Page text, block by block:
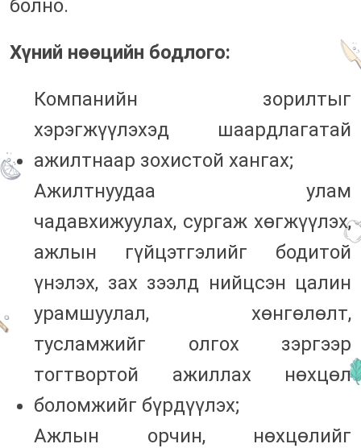
болно.
Хүний нөөцийн бодлого:
Компанийн зорилтыг
хэрэгжүүлэхэд шаардлагатай
ажилтнаар зохистой хангах;
Ажилтнуудаа улам
чадавхижуулах, сургаж хөгжүүлэх,
ажлын гүйцэтгэлийг бодитой
үнэлэх, зах зээлд нийцсэн цалин
урамшуулал, хөнгөлөлт,
тусламжийг олгох зэргээр
тогтвортой ажиллах нөхцөл
боломжийг бүрдүүлэх;
Ажлын орчин, нөхцөлийг